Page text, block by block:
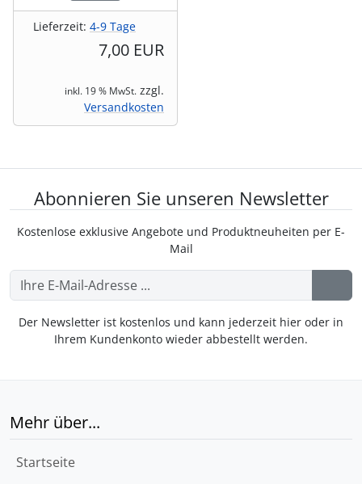
Lieferzeit: 4-9 Tage
7,00 EUR
inkl. 19 % MwSt. zzgl.
Versandkosten
Abonnieren Sie unseren Newsletter
Kostenlose exklusive Angebote und Produktneuheiten per E-
Mail
Der Newsletter ist kostenlos und kann jederzeit hier oder in
Ihrem Kundenkonto wieder abbestellt werden.
Mehr über...
Startseite